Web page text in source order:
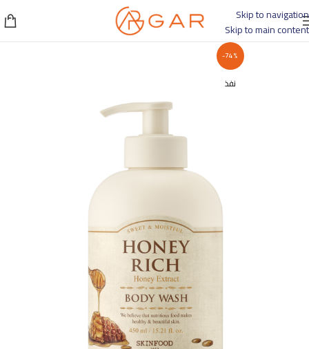
Skip to navigation
Skip to main content
-74%
نفذ